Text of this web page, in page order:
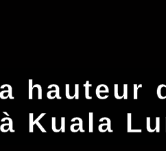
hauteur
Kuala